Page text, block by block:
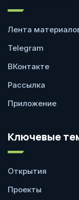
Лента
Telegram
ВКонтакте
Рассылка
Приложение
Ключевые
Открытия
Проекты